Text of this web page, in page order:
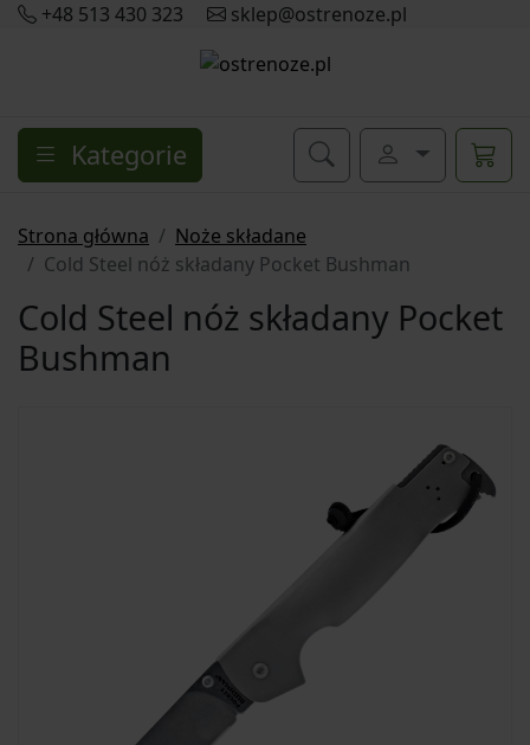
+48 513 430 323 sklep@ostrenoze.pl
Kategorie
Strona główna
Noże składane
Cold Steel nóż składany Pocket Bushman
Cold Steel nóż składany Pocket
Bushman